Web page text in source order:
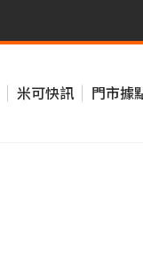
米可快訊 門市據